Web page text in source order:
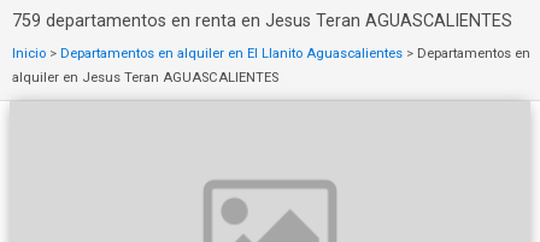
759 departamentos en renta en Jesus Teran AGUASCALIENTES
Inicio > Departamentos en alquiler en El Llanito Aguascalientes > Departamentos en
alquiler en Jesus Teran AGUASCALIENTES